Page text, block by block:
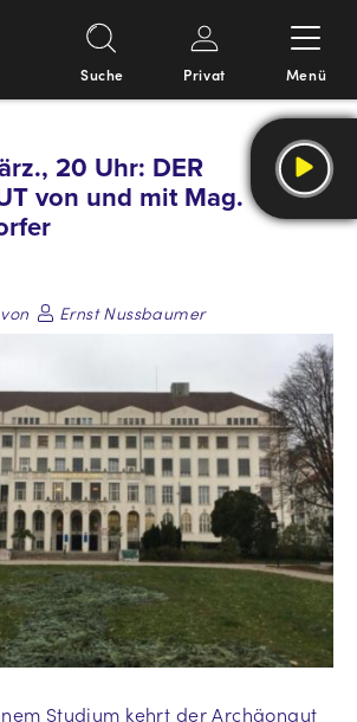
Suche Privat Menü
20 Uhr: DER
von und mit Mag.
Ernst Nussbaumer
Studium kehrt der Archäonaut